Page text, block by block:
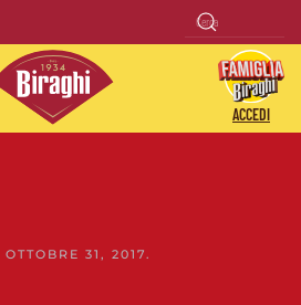
ACCEDI
OTTOBRE 31, 2017.